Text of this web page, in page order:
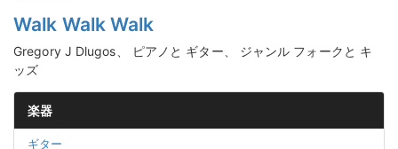
Walk Walk Walk
Gregory J Dlugos、 ピアノと ギター、 ジャンル フォークと キ
ッズ
楽器
ギター